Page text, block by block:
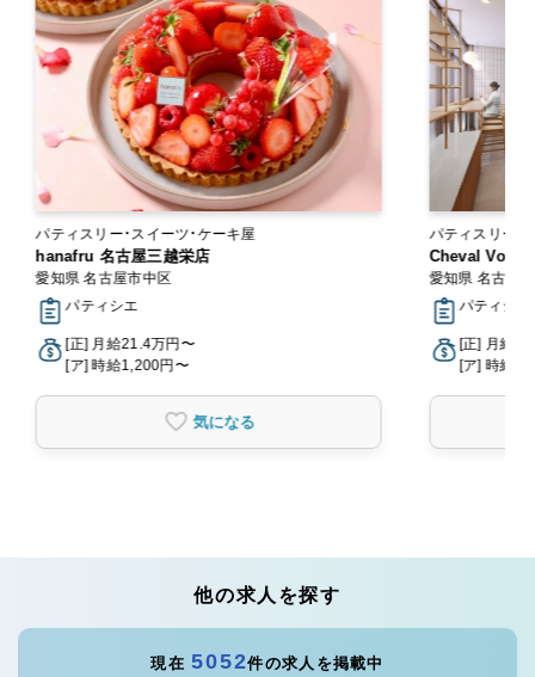
パティスリー・スイーツ・ケーキ屋
hanafru 名古屋三越栄店
愛知県 名古屋市中区
パティシエ
[正] 月給21.4万円〜
[ア] 時給1,200円〜
気になる
パティスリー・スイー
ン
Cheval Volant
愛知県 名古屋
パティシエ
[正] 月給
[ア] 時給
他の求人を探す
現在5052件の求人を掲載中